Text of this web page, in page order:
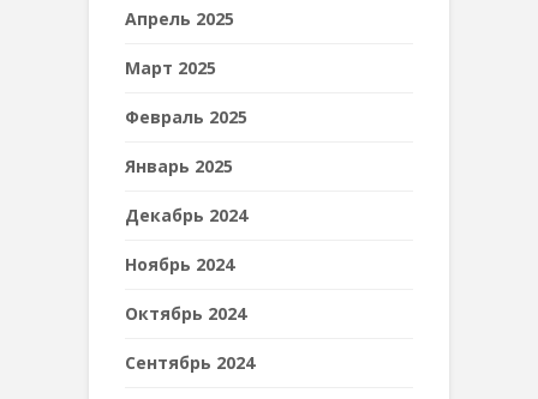
Апрель 2025
Март 2025
Февраль 2025
Январь 2025
Декабрь 2024
Ноябрь 2024
Октябрь 2024
Сентябрь 2024